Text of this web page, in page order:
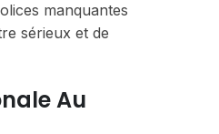
manquantes
sérieux et de
Au